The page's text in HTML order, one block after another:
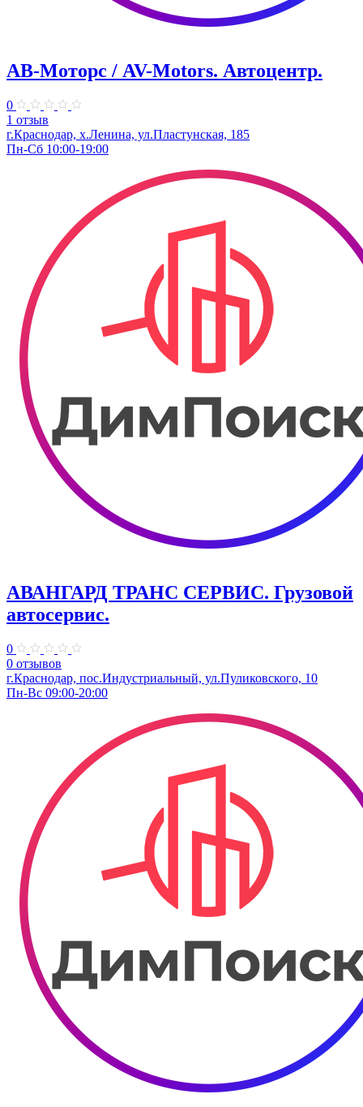
АВ-Моторс / AV-Motors. Автоцентр.
0
1 отзыв
г.Краснодар, х.Ленина, ул.Пластунская, 185
Пн-Сб 10:00-19:00
АВАНГАРД ТРАНС СЕРВИС. Грузовой
автосервис.
0
0 отзывов
г.Краснодар, пос.Индустриальный, ул.Пуликовского, 10
Пн-Вс 09:00-20:00